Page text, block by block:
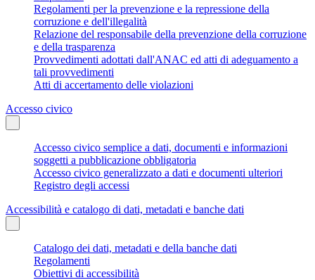
Regolamenti per la prevenzione e la repressione della
corruzione e dell'illegalità
Relazione del responsabile della prevenzione della corruzione
e della trasparenza
Provvedimenti adottati dall'ANAC ed atti di adeguamento a
tali provvedimenti
Atti di accertamento delle violazioni
Accesso civico
Accesso civico semplice a dati, documenti e informazioni
soggetti a pubblicazione obbligatoria
Accesso civico generalizzato a dati e documenti ulteriori
Registro degli accessi
Accessibilità e catalogo di dati, metadati e banche dati
Catalogo dei dati, metadati e della banche dati
Regolamenti
Obiettivi di accessibilità